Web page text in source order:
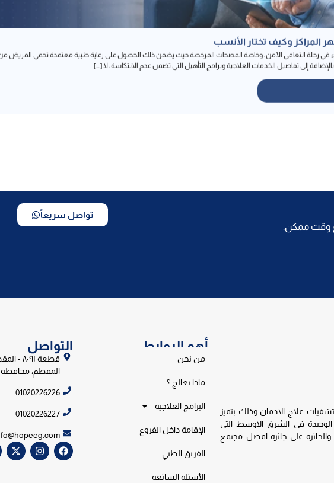
المراكز وكيف تختار الأنسب
في رحلة التعافي الآمن، وخاصة المصحات المرخصة حيث يضمن ذلك الحصول على رعاية طبية معتمدة تحمي المريض من
إلى تفاصيل الخدمات العلاجية وبرامج التأهيل التي تضمن عدم الانتكاسة، لا […]
وقت ممكن.
تواصل سريعاً
علاج الادمان وذلك بتميز
فى الشرق الاوسط التى
على جائزة افضل مجتمع
أهم الروابط
من نحن
ماذا نعالج ؟
البرامج العلاجية
الإقامة داخل الفروع
الفريق الطبي
الأسئلة الشائعة
التواصل
المقطم، محافظة
01020226226
01020226227